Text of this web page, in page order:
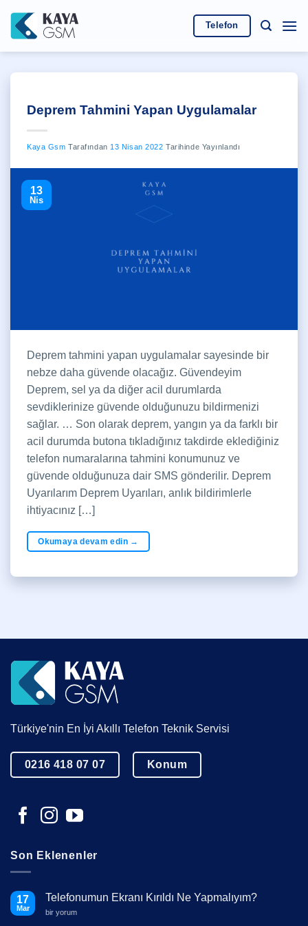
atla
Telefon
Deprem Tahmini Yapan Uygulamalar
Kaya Gsm Tarafından 13 Nisan 2022 Tarihinde Yayınlandı
13
Nis
Deprem tahmini yapan uygulamalar sayesinde bir
nebze daha güvende olacağız. Güvendeyim
Deprem, sel ya da diğer acil durumlarda
sevdiklerinize güvende olduğunuzu bildirmenizi
sağlar. … Son olarak deprem, yangın ya da farklı bir
acil durumda butona tıkladığınız takdirde eklediğiniz
telefon numaralarına tahmini konumunuz ve
güvende olduğunuza dair SMS gönderilir. Deprem
Uyarılarım Deprem Uyarıları, anlık bildirimlerle
ihtiyacınız […]
Okumaya devam edin →
Türkiye'nin En İyi Akıllı Telefon Teknik Servisi
0216 418 07 07 Konum
Son Eklenenler
17
Mar
Telefonumun Ekranı Kırıldı Ne Yapmalıyım?
Telefonumun
bir yorum